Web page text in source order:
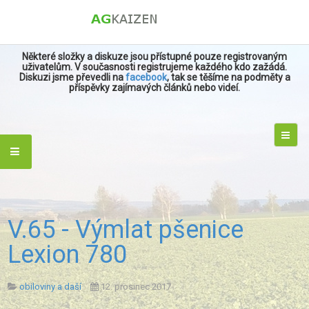
Některé složky a diskuze jsou přístupné pouze registrovaným
uživatelům. V současnosti registrujeme každého kdo zažádá.
Diskuzi jsme převedli nafacebook, tak se těšíme na podměty a
příspěvky zajímavých článků nebo videí.
V.65 - Výmlat pšenice
Lexion 780
obiloviny a daší 12. prosinec 2017